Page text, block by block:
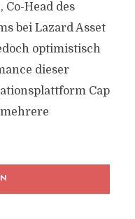
Head des
bei Lazard Asset
optimistisch
dieser
Cap